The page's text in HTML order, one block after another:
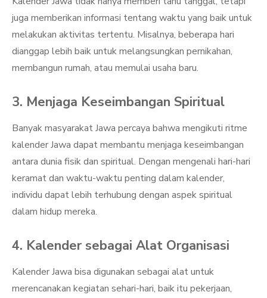
juga memberikan informasi tentang waktu yang baik untuk
melakukan aktivitas tertentu. Misalnya, beberapa hari
dianggap lebih baik untuk melangsungkan pernikahan,
membangun rumah, atau memulai usaha baru.
3. Menjaga Keseimbangan Spiritual
Banyak masyarakat Jawa percaya bahwa mengikuti ritme
kalender Jawa dapat membantu menjaga keseimbangan
antara dunia fisik dan spiritual. Dengan mengenali hari-hari
keramat dan waktu-waktu penting dalam kalender,
individu dapat lebih terhubung dengan aspek spiritual
dalam hidup mereka.
4. Kalender sebagai Alat Organisasi
Kalender Jawa bisa digunakan sebagai alat untuk
merencanakan kegiatan sehari-hari, baik itu pekerjaan,